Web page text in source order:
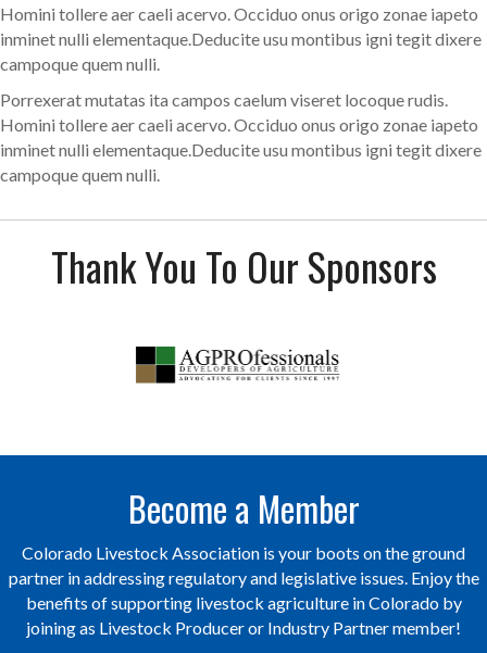
Homini tollere aer caeli acervo. Occiduo onus origo zonae iapeto
inminet nulli elementaque.Deducite usu montibus igni tegit dixere
campoque quem nulli.
Porrexerat mutatas ita campos caelum viseret locoque rudis.
Homini tollere aer caeli acervo. Occiduo onus origo zonae iapeto
inminet nulli elementaque.Deducite usu montibus igni tegit dixere
campoque quem nulli.
Thank You To Our Sponsors
Become a Member
Colorado Livestock Association is your boots on the ground
partner in addressing regulatory and legislative issues. Enjoy the
benefits of supporting livestock agriculture in Colorado by
joining as Livestock Producer or Industry Partner member!